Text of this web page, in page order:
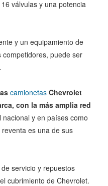
16 válvulas y una potencia
y un equipamiento de
puede ser
camionetas Chevrolet
con la más amplia red
nacional y en países como
es una de sus
servicio y repuestos
cubrimiento de Chevrolet.